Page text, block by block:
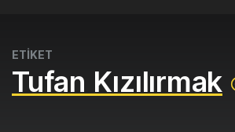
ETİKET
Tufan Kızılırmak